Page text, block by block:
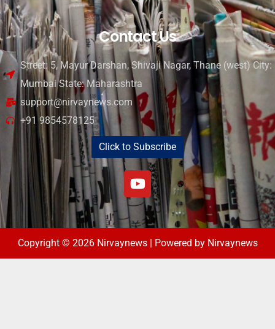
Contact Us
Street: 5, Mayur Darshan, Shivaji Nagar, Thane (west) City:
Mumbai State: Maharashtra
support@nirvaynews.com
+91 9854578125
Click to Subscribe
Copyright © 2026 Nirvaynews | Powered by Nirvaynews